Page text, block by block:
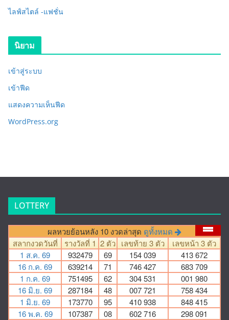
ไลฟ์สไตล์ -แฟชั่น
นิยาม
เข้าสู่ระบบ
เข้าฟีด
แสดงความเห็นฟีด
WordPress.org
LOTTERY